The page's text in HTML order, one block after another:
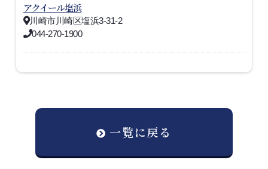
アクイール塩浜
川崎市川崎区塩浜3-31-2
044-270-1900
一覧に戻る